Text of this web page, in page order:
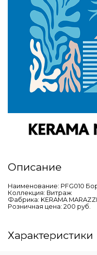
Описание
Наименование: PFG010
Коллекция: Витраж
Фабрика: KERAMA MARAZZI
Розничная цена: 200 руб.
Характеристики